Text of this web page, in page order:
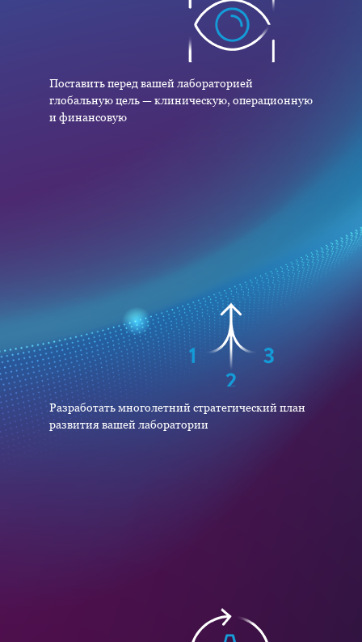
Поставить перед вашей лабораторией
глобальную цель — клиническую, операционную
и финансовую
Разработать многолетний стратегический план
развития вашей лаборатории